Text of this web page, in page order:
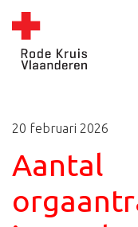
20 februari 2026
Aantal